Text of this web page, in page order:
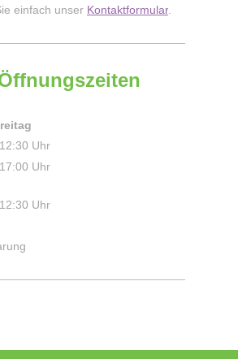
einfach unser Kontaktformular.
Uhr
Uhr
Uhr